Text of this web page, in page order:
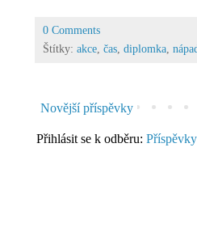
0 Comments
Štítky: akce, čas, diplomka,
Novější příspěvky
Přihlásit se k odběru: